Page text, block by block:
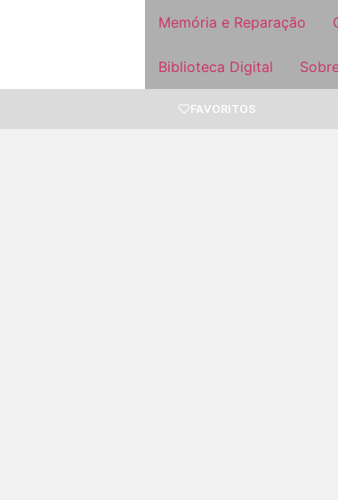
Memória e Reparação
Biblioteca Digital
FAVORITOS